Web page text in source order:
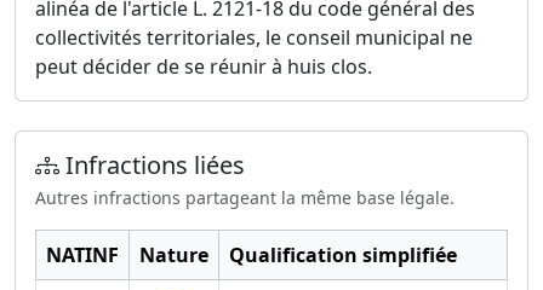
alinéa de l'article L. 2121-18 du code général des
collectivités territoriales, le conseil municipal ne
peut décider de se réunir à huis clos.
Infractions liées
Autres infractions partageant la même base légale.
NATINF Nature
Qualification simplifiée